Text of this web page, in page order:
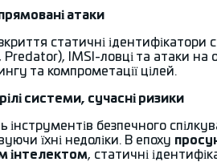
атаки
статичні ідентифікатори
Predator), IMSI-ловці та атаки на
та компрометації цілей.
системи, сучасні ризики
інструментів безпечного
їхні недоліки. В епоху
інтелектом, статичні